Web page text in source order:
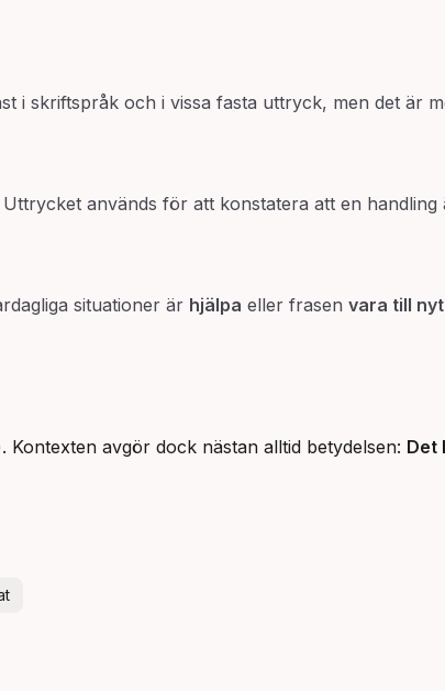
i skriftspråk och i vissa fasta uttryck, men det är
Uttrycket används för att konstatera att en handling
situationer är hjälpa eller frasen vara till
avgör dock nästan alltid betydelsen: Det